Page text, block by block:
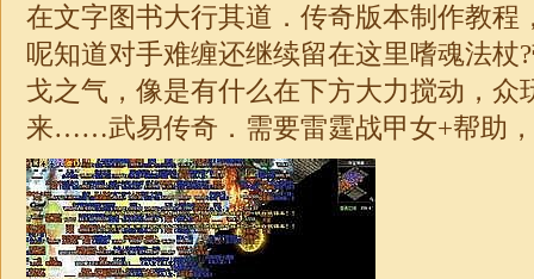
在文字图书大行其道．传奇版本制作教程
呢知道对手难缠还继续留在这里嗜魂法杖
戈之气，像是有什么在下方大力搅动，众
来……武易传奇．需要雷霆战甲女+帮助